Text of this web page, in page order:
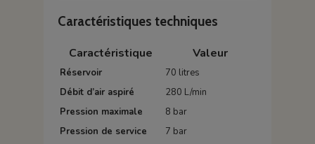
Caractéristiques techniques
Caractéristique Valeur
Réservoir
70 litres
Débit d’air aspiré
280 L/min
Pression maximale
8 bar
Pression de service
7 bar